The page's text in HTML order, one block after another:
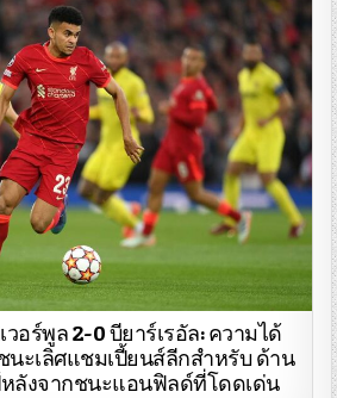
อร์พูล 2-0 บียาร์เรอัล: ความได้
นะเลิศแชมเปี้ยนส์ลีกสําหรับ ด้าน
หลังจากชนะแอนฟิลด์ที่โดดเด่น